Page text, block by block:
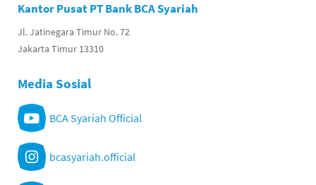
Kantor Pusat PT Bank BCA Syariah
Jl. Jatinegara Timur No. 72
Jakarta Timur 13310
Media Sosial
BCA Syariah Official
bcasyariah.official